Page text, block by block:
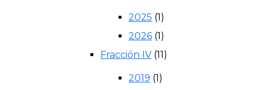
2025 (1)
2026 (1)
Fracción IV (11)
2019 (1)